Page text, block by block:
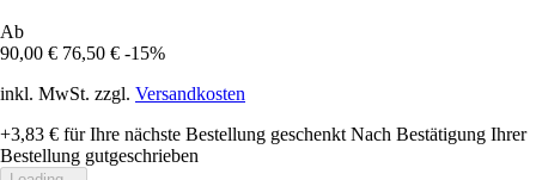
Ab
90,00 € 76,50 € -15%
inkl. MwSt. zzgl. Versandkosten
+3,83 € für Ihre nächste Bestellung geschenkt Nach Bestätigung Ihrer
Bestellung gutgeschrieben